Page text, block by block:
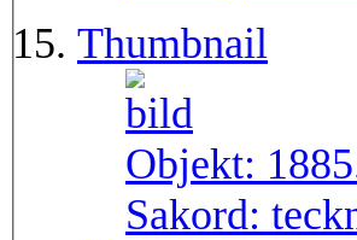
Thumbnail
Objekt:
Sakord: